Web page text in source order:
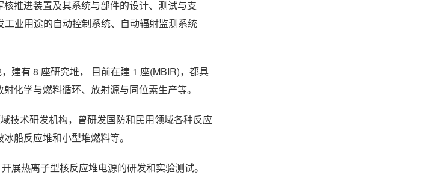
推进装置及其系统与部件的设计、测试与支
业用途的自动控制系统、自动辐射监测系统
建有 8 座研究堆， 目前在建 1 座(MBIR)，都具
化学与燃料循环、放射源与同位素生产等。
技术研发机构，曾研发国防和民用领域各种反应
船反应堆和小型堆燃料等。
展热离子型核反应堆电源的研发和实验测试。